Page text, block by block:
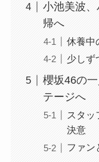
小池美波
帰へ
休養中
少しず
櫻坂46の
テージへ
スタッ
決意
ファン